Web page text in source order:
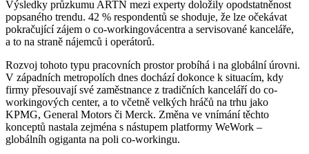
Výsledky průzkumu ARTN mezi experty doložily opodstatněnost
popsaného trendu. 42 % respondentů se shoduje, že lze očekávat
pokračující zájem o co-workingovácentra a servisované kanceláře,
a to na straně nájemců i operátorů.
Rozvoj tohoto typu pracovních prostor probíhá i na globální úrovni.
V západních metropolích dnes dochází dokonce k situacím, kdy
firmy přesouvají své zaměstnance z tradičních kanceláří do co-
workingových center, a to včetně velkých hráčů na trhu jako
KPMG, General Motors či Merck. Změna ve vnímání těchto
konceptů nastala zejména s nástupem platformy WeWork –
globálníh ogiganta na poli co-workingu.